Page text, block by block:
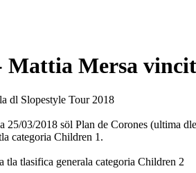
Mattia Mersa
dl Slopestyle Tour 2018
25/03/2018 söl Plan de Corones (ultima
categoria Children 1.
tlasifica generala categoria Children 2